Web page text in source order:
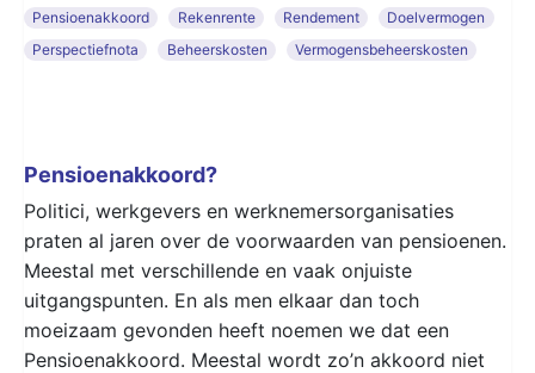
Pensioenakkoord Rekenrente Rendement
Doelvermogen
Perspectiefnota
Beheerskosten Vermogensbeheerskosten
Pensioenakkoord?
Politici, werkgevers en werknemersorganisaties
praten al jaren over de voorwaarden van pensioenen.
Meestal met verschillende en vaak onjuiste
uitgangspunten. En als men elkaar dan toch
moeizaam gevonden heeft noemen we dat een
Pensioenakkoord. Meestal wordt zo’n akkoord niet